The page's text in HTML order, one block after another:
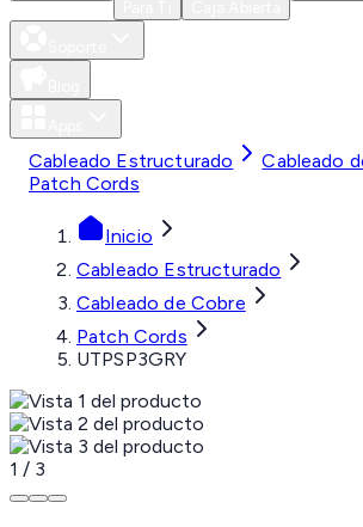
Cableado Estructurado
Cableado
Patch Cords
Inicio
Cableado Estructurado
Cableado de Cobre
Patch Cords
UTPSP3GRY
1 / 3